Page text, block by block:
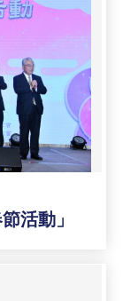
活動」